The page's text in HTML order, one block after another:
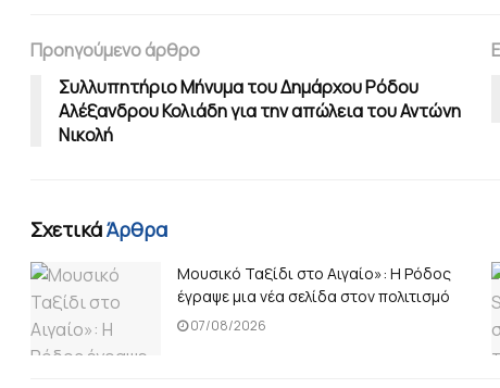
Προηγούμενο άρθρο
Συλλυπητήριο Μήνυμα του Δημάρχου Ρόδου
Αλέξανδρου Κολιάδη για την απώλεια του Αντώνη
Νικολή
ΣχετικάΆρθρα
Μουσικό Ταξίδι στο Αιγαίο»: Η Ρόδος
έγραψε μια νέα σελίδα στον πολιτισμό
07/08/2026